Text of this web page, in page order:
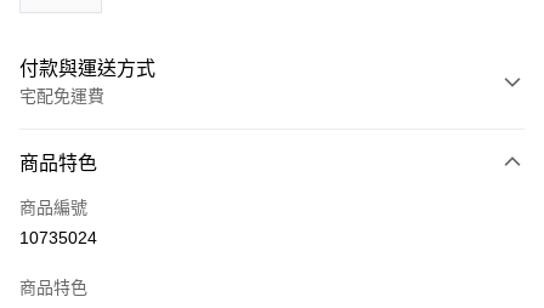
付款與運送方式
宅配免運費
信用卡一次付款
LINE Pay
商品特色
商品編號
10735024
商品特色